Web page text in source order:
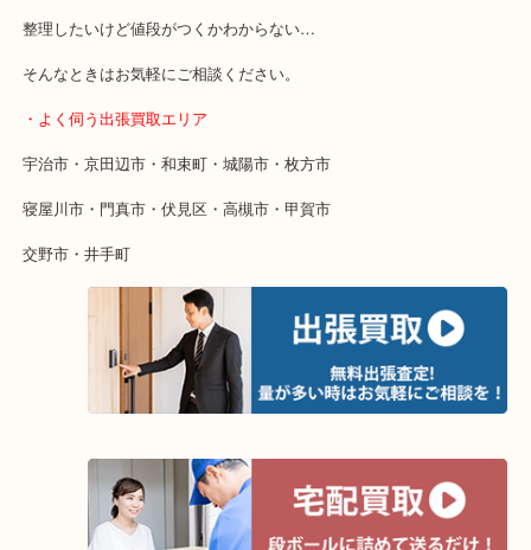
・特殊査定依頼のご相談もお気軽に
終活・遺品整理・生前整理・断捨離・引っ越し
物を整理するケースは年々増加傾向です。
当店ではそういったお困りの方からのご依頼も大歓迎です。
整理したいけど値段がつくかわからない…
そんなときはお気軽にご相談ください。
・よく伺う出張買取エリア
宇治市・京田辺市・和束町・城陽市・枚方市
寝屋川市・門真市・伏見区・高槻市・甲賀市
交野市・井手町